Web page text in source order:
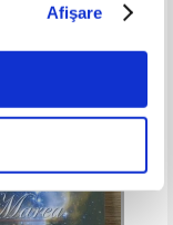
Afişare